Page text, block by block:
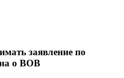
заявление по
о ВОВ